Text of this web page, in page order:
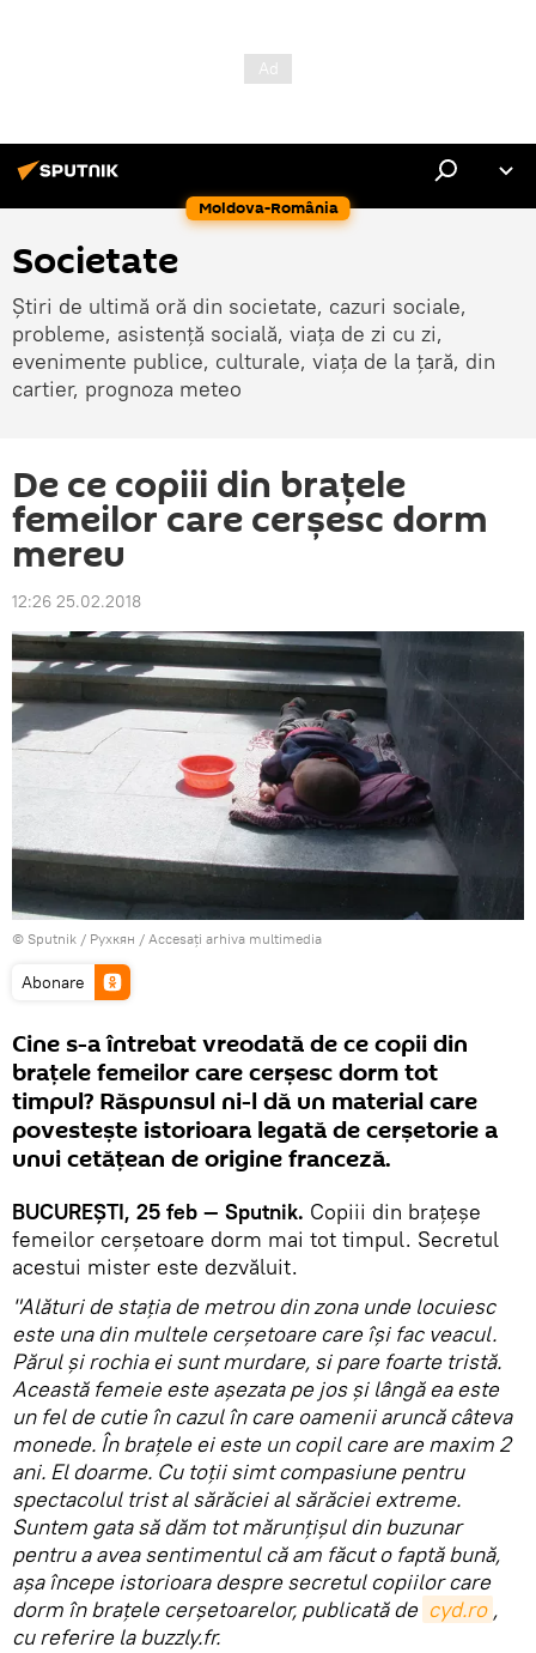
Moldova-România
Societate
Știri de ultimă oră din societate, cazuri sociale,
probleme, asistență socială, viața de zi cu zi,
evenimente publice, culturale, viața de la țară, din
cartier, prognoza meteo
De ce copiii din braţele
femeilor care cerşesc dorm
mereu
12:26 25.02.2018
© Sputnik / Рухкян / Accesați arhiva multimedia
Abonare
Cine s-a întrebat vreodată de ce copii din
braţele femeilor care cerşesc dorm tot
timpul? Răspunsul ni-l dă un material care
povesteşte istorioara legată de cerşetorie a
unui cetăţean de origine franceză.
BUCUREŞTI, 25 feb — Sputnik. Copiii din braţeşe
femeilor cerşetoare dorm mai tot timpul. Secretul
acestui mister este dezvăluit.
"Alături de staţia de metrou din zona unde locuiesc
este una din multele cerșetoare care îşi fac veacul.
Părul și rochia ei sunt murdare, si pare foarte tristă.
Această femeie este așezata pe jos și lângă ea este
un fel de cutie în cazul în care oamenii aruncă câteva
monede. În brațele ei este un copil care are maxim 2
ani. El doarme. Cu toții simt compasiune pentru
spectacolul trist al sărăciei al sărăciei extreme.
Suntem gata să dăm tot mărunţişul din buzunar
pentru a avea sentimentul că am făcut o faptă bună,
aşa începe istorioara despre secretul copiilor care
dorm în braţele cerşetoarelor, publicată de cyd.ro ,
cu referire la buzzly.fr.